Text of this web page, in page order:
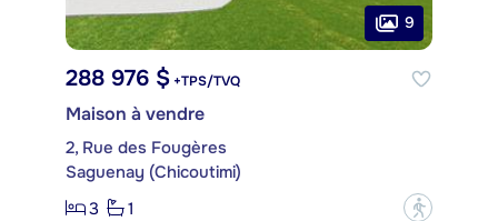
9
288 976 $ +TPS/TVQ
Maison à vendre
2, Rue des Fougères
Saguenay (Chicoutimi)
3
1 ?